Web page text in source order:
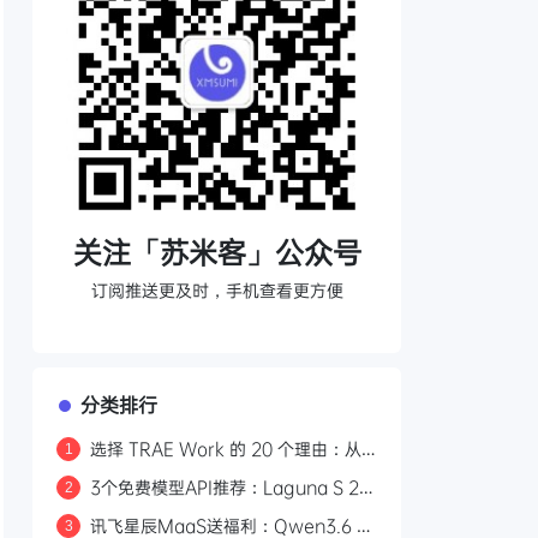
关注「苏米客」公众号
订阅推送更及时，手机查看更方便
分类排行
1
选择 TRAE Work 的 20 个理由：从
2
3个免费模型API推荐：Laguna S 2.1
3 讯飞星辰MaaS送福利：Qwen3.6 日